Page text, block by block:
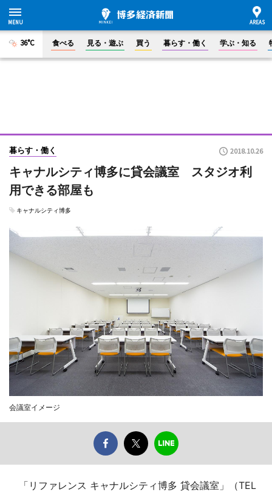
36°C 食べる 見る・遊ぶ 買う 暮らす・働く 学ぶ・知る
暮らす・働く 2018.10.26
キャナルシティ博多に貸会議室 スタジオ利
用できる部屋も
キャナルシティ博多
会議室イメージ
「リファレンス キャナルシティ博多 貸会議室」（TEL